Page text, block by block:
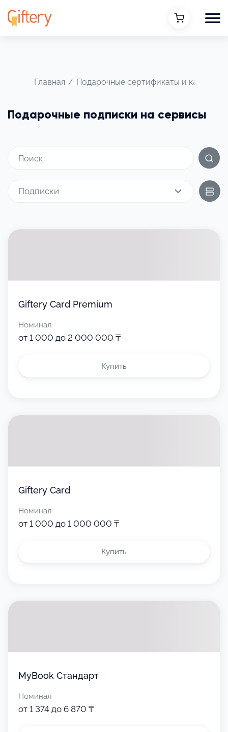
Главная / Подарочные сертификаты и карты
Подарочные подписки на сервисы
Подписки
Giftery Card Premium
Номинал
от 1 000 до 2 000 000 ₸
Купить
Giftery Card
Номинал
от 1 000 до 1 000 000 ₸
Купить
MyBook Стандарт
Номинал
от 1 374 до 6 870 ₸